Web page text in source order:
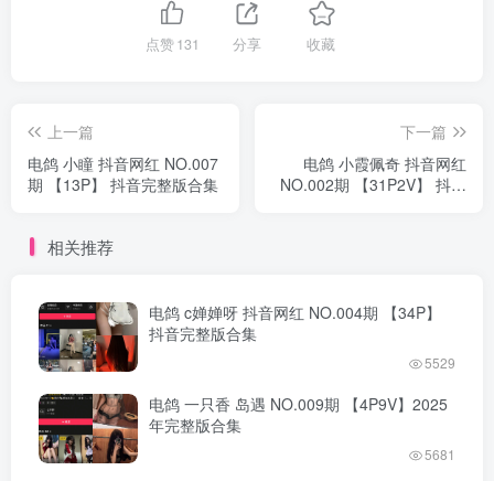
点赞131 分享 收藏
上一篇
电鸽 小瞳 抖音网红 NO.007
期 【13P】 抖音完整版合集
下一篇
电鸽 小霞佩奇 抖音网红
NO.002期 【31P2V】 抖音
相关推荐
电鸽 c婵婵呀 抖音网红 NO.004期 【34P】
抖音完整版合集
5529
电鸽 一只香 岛遇 NO.009期 【4P9V】2025
年完整版合集
5681